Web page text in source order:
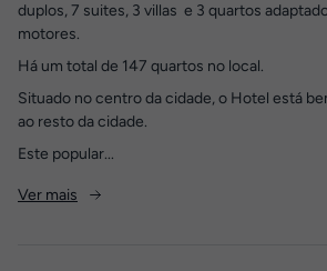
duplos, 7 suites, 3 villas e 3 quartos
motores.
Há um total de 147 quartos no local.
Situado no centro da cidade, o Hotel está
ao resto da cidade.
Este popular...
Ver mais